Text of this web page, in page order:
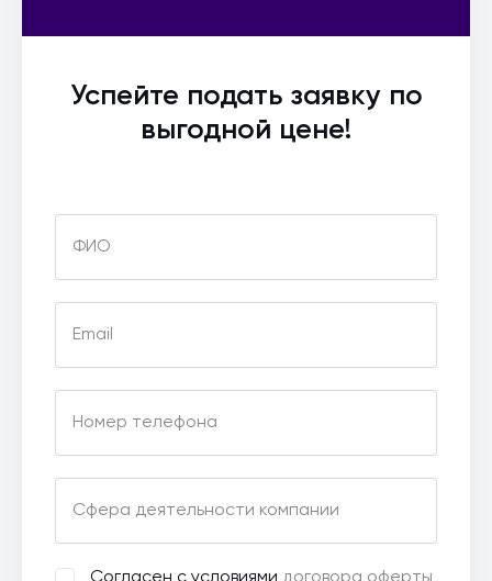
Успейте подать заявку по
выгодной цене!
ФИО
Email
Номер телефона
Сфера деятельности компании